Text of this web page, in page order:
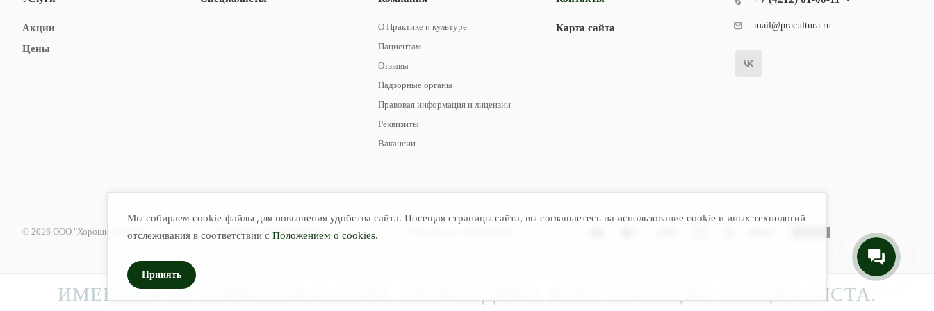
Акции
Цены
О Практике и культуре
Пациентам
Отзывы
Надзорные органы
Правовая информация и лицензии
Реквизиты
Вакансии
Карта сайта mail@pracultura.ru
© 2026 ООО "Хороший Доктор" Политика конфиденциальности
ИМЕЮТСЯ ПРОТИВОПОКАЗАНИЯ. НЕОБХОДИМА КОНСУЛЬТАЦИЯ СПЕЦИАЛИСТА.
Мы собираем cookie-файлы для повышения удобства сайта. Посещая страницы сайта, вы соглашаетесь на использование cookie и иных технологий
отслеживания в соответствии сПоложением о cookies.
Принять